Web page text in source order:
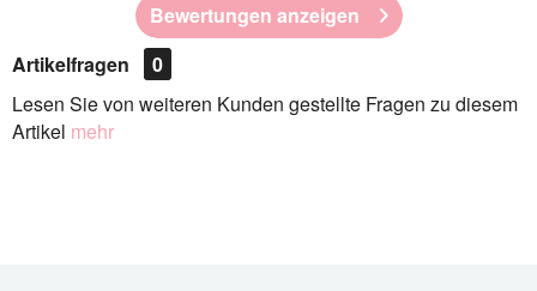
Bewertungen anzeigen
Artikelfragen
0
Lesen Sie von weiteren Kunden gestellte Fragen zu diesem
Artikel mehr